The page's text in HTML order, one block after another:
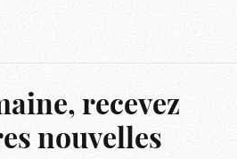
recevez
nouvelles